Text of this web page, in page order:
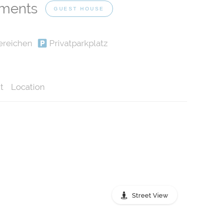
GUEST HOUSE
Privatparkplatz
Location
Street View